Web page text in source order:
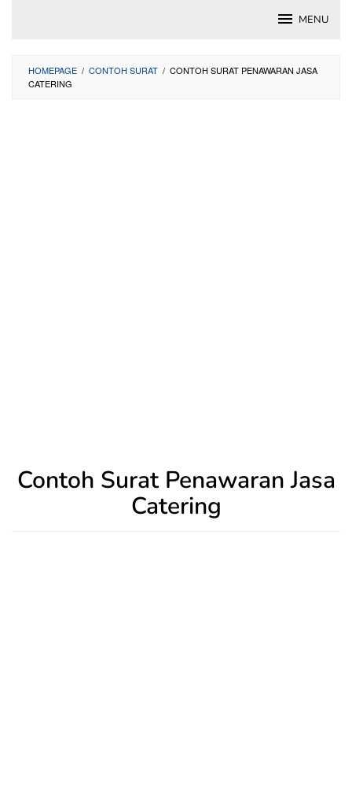
MENU
HOMEPAGE / CONTOH SURAT / CONTOH SURAT PENAWARAN JASA
CATERING
Contoh Surat Penawaran Jasa
Catering